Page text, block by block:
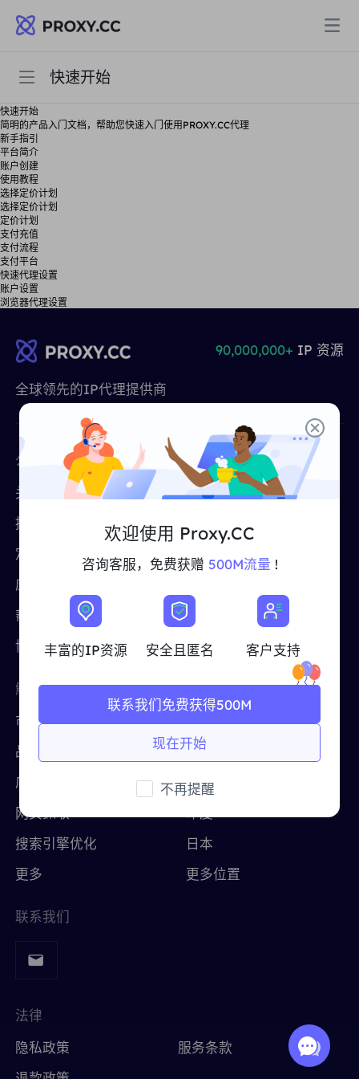
代理
住宅代理
长效ISP代理
定价
住宅代理
不限流量住宅代理 $69.62/天
静态数据中心代理 $0.2/IP/天
长效ISP代理 $1.4 /GB
Data for AI
解决方案
市场研究
搜索引擎优化
广告验证
查看所有
资源
推广计划
合作伙伴
免费工具
代理检查程序
免费代理名单
位置
美国
俄罗斯
更多的集成
学习
帮助
常见问题解答
我应该选择哪种代理类型：动态
住宅代理、不限流量套餐、静态
住宅代理？
如何使用 VMLogin 浏览器设置
English
Việt Nam
Deutsch
Indonesia
Português
享受 77%
快速开始
快速开始
快速开始
简明的产品入门文档，帮助您快速入门使用PROXY.CC代理
新手指引
平台简介
账户创建
使用教程
选择定价计划
选择定价计划
定价计划
支付充值
支付流程
支付平台
快速代理设置
账户设置
浏览器代理设置
全球领先的IP代理提供商
90,000,000+ IP 资源
公司
关于我们
推广计划
定价
应用场景
帮助中心
博客
免费工具
免费的代理
代理检测程序
CroxyProxy
ISP 代理
解决方案
市场研究
品牌保护
广告验证
网页抓取
搜索引擎优化
更多
位置
美国
英国
德国
日本
更多位置
联系我们
法律
隐私政策
服务条款
欢迎使用 Proxy.CC
咨询客服，免费获赠 500M流量 !
丰富的IP资源 安全且匿名 客户支持
现在开始
联系我们免费获得500M
不再提醒